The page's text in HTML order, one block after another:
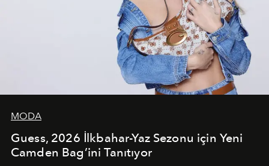
MODA
Guess, 2026 İlkbahar-Yaz Sezonu için Yeni
Camden Bag’ini Tanıtıyor